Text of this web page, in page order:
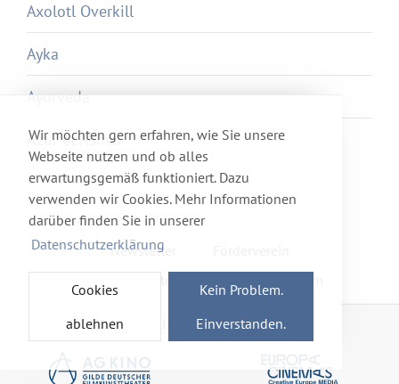
Wir möchten gern erfahren, wie Sie unsere
Webseite nutzen und ob alles
erwartungsgemäß funktioniert. Dazu
verwenden wir Cookies. Mehr Informationen
darüber finden Sie in unserer
Datenschutzerklärung
Cookies
ablehnen
Kein Problem.
Einverstanden.
Axolotl Overkill
Ayka
Ayurveda
Azur et Asmar
Newsletter
Mitglied im Netzwerk